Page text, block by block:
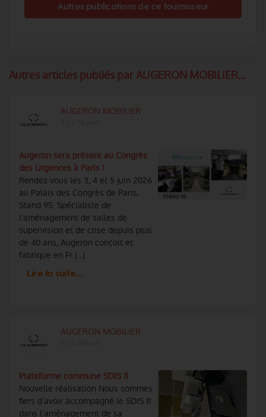
Autres publications de ce fournisseur
Autres articles publiés par AUGERON MOBILIER...
AUGERON MOBILIER
Augeron sera présent au Congrès
des Urgences à Paris !
Rendez-vous les 3, 4 et 5 juin 2026
au Palais des Congrès de Paris,
Stand 95. Spécialiste de
l'aménagement de salles de
supervision et de crise depuis plus
de 40 ans, Augeron conçoit et
fabrique en Fr (...)
Lire la suite…
AUGERON MOBILIER
Plateforme commune SDIS 11
Nouvelle réalisation Nous sommes
fiers d’avoir accompagné le SDIS 11
dans l’aménagement de sa